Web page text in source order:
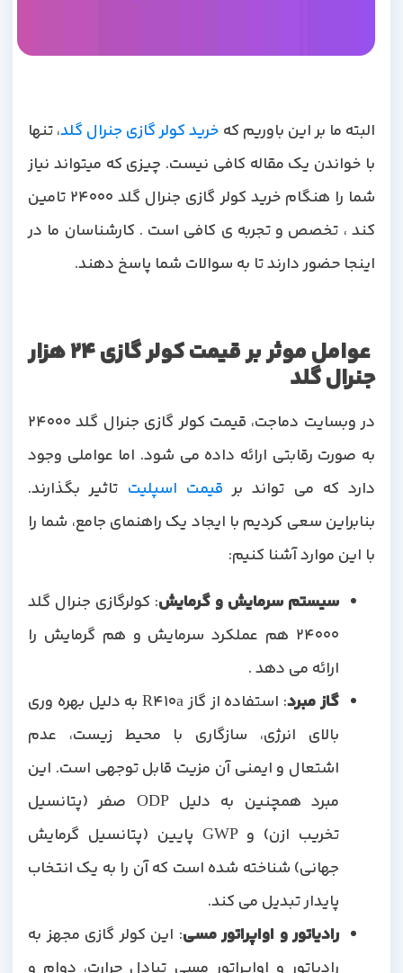
البته ما بر این باوریم کهخرید کولر گازی جنرال گلد، تنها
با خواندن یک مقاله کافی نیست. چیزی که میتواند نیاز
شما را هنگام خرید کولر گازی جنرال گلد 24000 تامین
کند ، تخصص و تجربه ی کافی است . کارشناسان ما در
اینجا حضور دارند تا به سوالات شما پاسخ دهند.
عوامل موثر بر قیمت کولر گازی 24 هزار
جنرال گلد
در وبسایت دماجت، قیمت کولر گازی جنرال گلد 24000
به صورت رقابتی ارائه داده می شود. اما عواملی وجود
دارد که می تواند بر قیمت اسپلیتتاثیر بگذارند.
بنابراین سعی کردیم با ایجاد یک راهنمای جامع، شما را
با این موارد آشنا کنیم:
سیستم سرمایش و گرمایش: کولرگازی جنرال گلد
24000 هم عملکرد سرمایش و هم گرمایش را
ارائه می دهد .
گاز مبرد
: استفاده از گاز R410a به دلیل بهره وری
بالای انرژی، سازگاری با محیط زیست، عدم
اشتعال و ایمنی آن مزیت قابل توجهی است. این
مبرد همچنین به دلیل ODP صفر (پتانسیل
تخریب ازن) و GWP پایین (پتانسیل گرمایش
جهانی) شناخته شده است که آن را به یک انتخاب
پایدار تبدیل می کند.
رادیاتور و اواپراتور مسی: این کولر گازی مجهز به